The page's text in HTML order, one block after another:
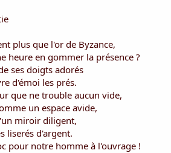
plus que l'or de Byzance,
heure en gommer la présence ?
ses doigts adorés
d'émoi les prés.
que ne trouble aucun vide,
un espace avide,
miroir diligent,
liserés d'argent.
pour notre homme à l'ouvrage !